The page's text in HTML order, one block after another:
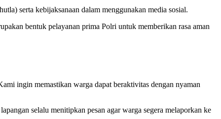
serta kebijaksanaan dalam menggunakan media sosial.
bentuk pelayanan prima Polri untuk memberikan rasa aman
ingin memastikan warga dapat beraktivitas dengan nyaman
selalu menitipkan pesan agar warga segera melaporkan ke